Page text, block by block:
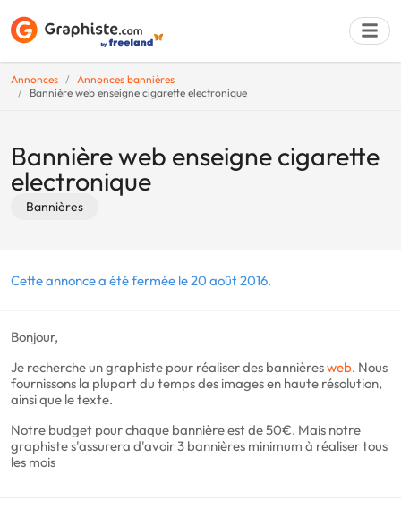
Annonces
Annonces bannières
Bannière web enseigne cigarette electronique
Bannière web enseigne cigarette
electronique
Bannières
Cette annonce a été fermée le 20 août 2016.
Bonjour,
Je recherche un graphiste pour réaliser des bannièresweb. Nous
fournissons la plupart du temps des images en haute résolution,
ainsi que le texte.
Notre budget pour chaque bannière est de 50€. Mais notre
graphiste s'assurera d'avoir 3 bannières minimum à réaliser tous
les mois